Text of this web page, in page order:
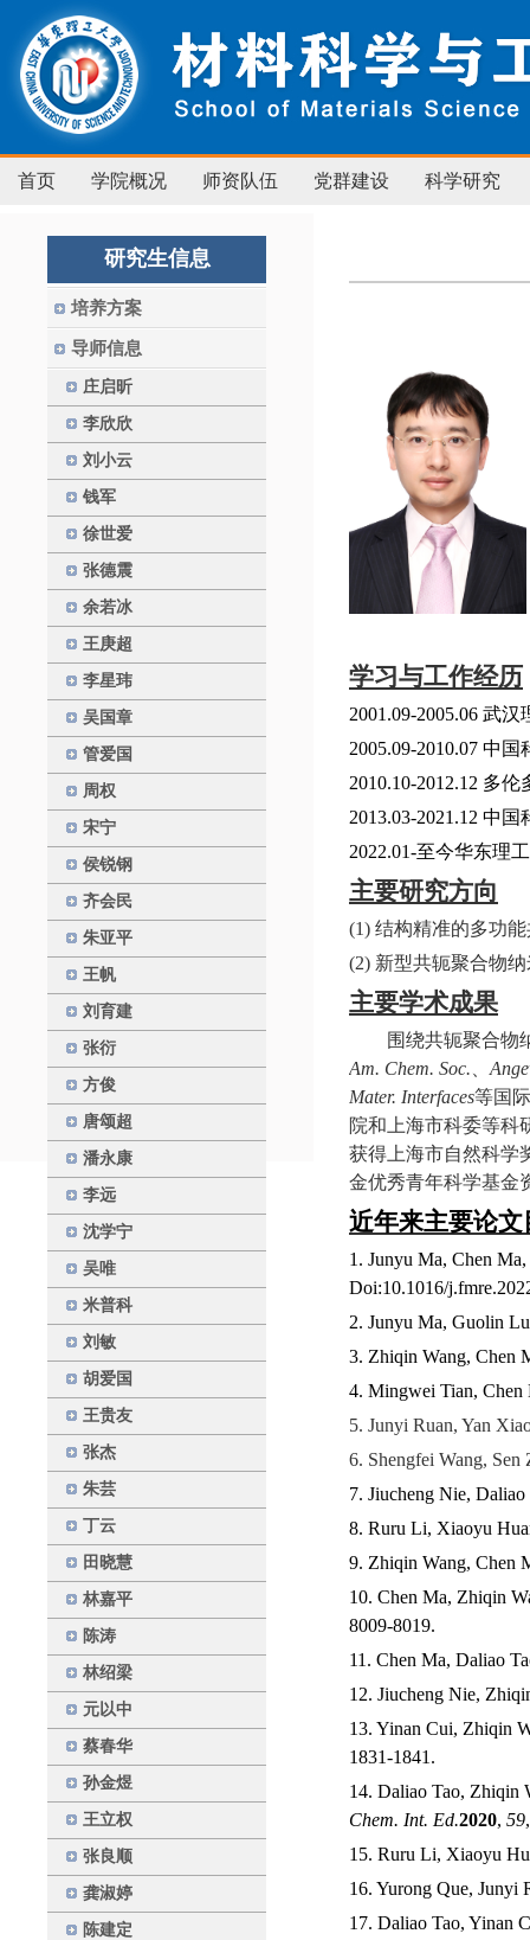
首页 学院概况 师资队伍 党群建设 科学研究
研究生信息
培养方案
导师信息
庄启昕
李欣欣
刘小云
钱军
徐世爱
张德震
余若冰
王庚超
李星玮
吴国章
管爱国
周权
宋宁
侯锐钢
齐会民
朱亚平
王帆
刘育建
张衍
方俊
唐颂超
潘永康
李远
沈学宁
吴唯
米普科
刘敏
胡爱国
王贵友
张杰
朱芸
丁云
田晓慧
林嘉平
陈涛
林绍梁
元以中
蔡春华
孙金煜
王立权
张良顺
龚淑婷
陈建定
学习与工作经历
2001.09-2005.06 武汉
2005.09-2010.07 中国
2010.10-2012.12 多伦
2013.03-2021.12 中国
2022.01-至今华东理
主要研究方向
(1) 结构精准的多功
(2) 新型共轭聚合物
主要学术成果
围绕共轭聚合物
Am. Chem. Soc.
Mater. Interfaces等国
院和上海市科委等科
获得上海市自然科学
金优秀青年科学基金
近年来主要论文
1. Junyu Ma, Chen
Doi:10.1016/
2. Junyu Ma, Guolin
3. Zhiqin Wang,
4. Mingwei Tian,
5. Junyi Ruan, Yan
6. Shengfei Wang, Sen
7. Jiucheng Nie,
8. Ruru Li, Xiaoyu
9. Zhiqin Wang, Chen
10. Chen Ma, Zhiqin
8009-8019.
11. Chen Ma, Daliao
12. Jiucheng Nie,
13. Yinan Cui, Zhiqin
1831-1841.
14. Daliao Tao,
Chem. Int. Ed.2020, 59
15. Ruru Li, Xiaoyu
16. Yurong Que, Junyi
17. Daliao Tao, Yinan